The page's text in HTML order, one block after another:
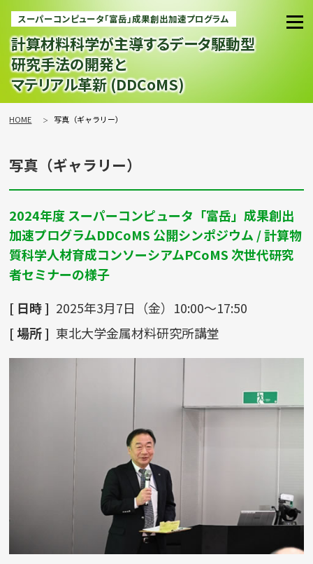
スーパーコンピュータ「富岳」成果創出加速プログラム
計算材料科学が主導するデータ駆動型
研究手法の開発と
マテリアル革新 (DDCoMS)
HOME 写真（ギャラリー）
写真（ギャラリー）
2024年度 スーパーコンピュータ「富岳」成果創出
加速プログラムDDCoMS 公開シンポジウム / 計算物
質科学人材育成コンソーシアムPCoMS 次世代研究
者セミナーの様子
[ 日時 ] 2025年3月7日（金）10:00～17:50
[ 場所 ] 東北大学金属材料研究所講堂